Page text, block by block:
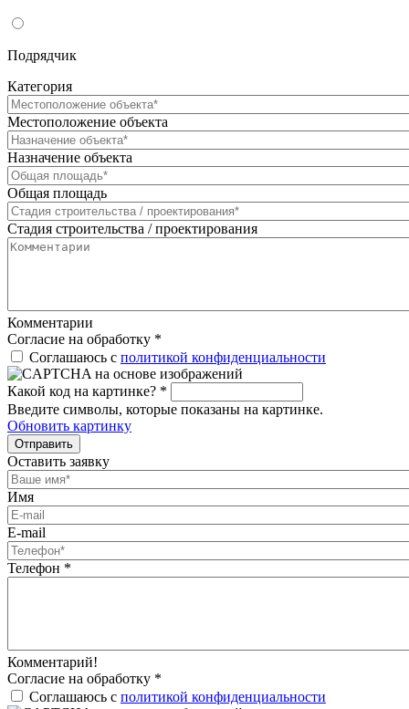
Подрядчик
Категория
Местоположение объекта
Назначение объекта
Общая площадь
Стадия строительства / проектирования
Комментарии
Согласие на обработку *
Соглашаюсь с политикой конфиденциальности
Какой код на картинке? *
Введите символы, которые показаны на картинке.
Обновить картинку
Отправить
Оставить заявку
Имя
E-mail
Телефон *
Комментарий!
Согласие на обработку *
Соглашаюсь с политикой конфиденциальности